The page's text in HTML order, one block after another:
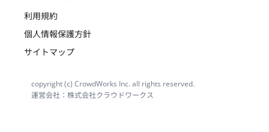
利用規約
個人情報保護方針
サイトマップ
copyright (c) CrowdWorks Inc. all rights reserved.
運営会社：株式会社クラウドワークス